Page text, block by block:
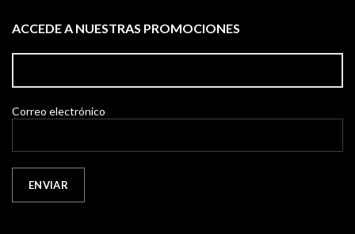
ACCEDE A NUESTRAS PROMOCIONES
Correo electrónico